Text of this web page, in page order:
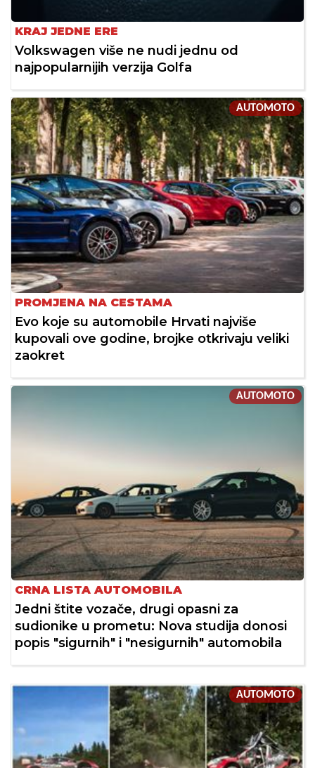
KRAJ JEDNE ERE
Volkswagen više ne nudi jednu od
najpopularnijih verzija Golfa
AUTOMOTO
PROMJENA NA CESTAMA
Evo koje su automobile Hrvati najviše
kupovali ove godine, brojke otkrivaju veliki
zaokret
AUTOMOTO
CRNA LISTA AUTOMOBILA
Jedni štite vozače, drugi opasni za
sudionike u prometu: Nova studija donosi
popis "sigurnih" i "nesigurnih" automobila
AUTOMOTO